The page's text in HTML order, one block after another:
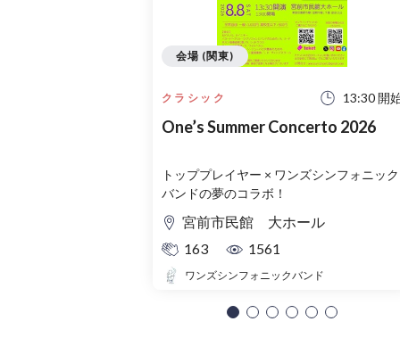
クラシック 13:30 開
One’s Summer Concerto 2026
トッププレイヤー × ワンズシンフォニック
バンドの夢のコラボ！
宮前市民館 大ホール
163
1561
ワンズシンフォニックバンド
会場 (関東)